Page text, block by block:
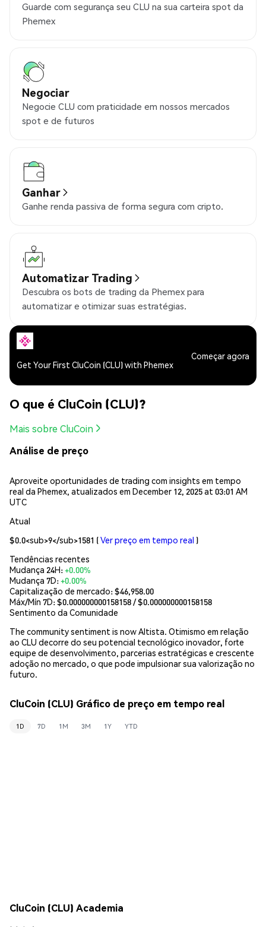
Guarde com segurança seu CLU na sua carteira spot da
Phemex
Negociar
Negocie CLU com praticidade em nossos mercados
spot e de futuros
Ganhar
Ganhe renda passiva de forma segura com cripto.
Automatizar Trading
Descubra os bots de trading da Phemex para
automatizar e otimizar suas estratégias.
Get Your First CluCoin (CLU) with Phemex
Começar agora
O que é CluCoin (CLU)?
Mais sobre CluCoin
Análise de preço
Aproveite oportunidades de trading com insights em tempo
real da Phemex, atualizados em December 12, 2025 at 03:01 AM
UTC
Atual
$0.0<sub>9</sub>1581 (Ver preço em tempo real )
Tendências recentes
Mudança 24H:+0.00%
Mudança 7D:+0.00%
Capitalização de mercado:$46,958.00
Máx/Mín 7D: $0.000000000158158 / $0.000000000158158
Sentimento da Comunidade
The community sentiment is now Altista. Otimismo em relação
ao CLU decorre do seu potencial tecnológico inovador, forte
equipe de desenvolvimento, parcerias estratégicas e crescente
adoção no mercado, o que pode impulsionar sua valorização no
futuro.
CluCoin (CLU) Gráfico de preço em tempo real
1D 7D 1M 3M 1Y YTD
CluCoin (CLU) Academia